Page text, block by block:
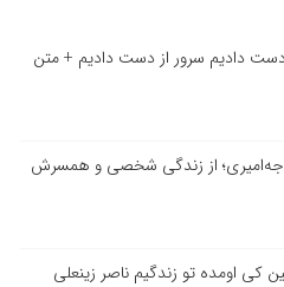
دست دادیم سرور از دست دادیم + متن
از زندگی شخصی و همسرش
کی اومده تو زندگیم ناصر زینعلی